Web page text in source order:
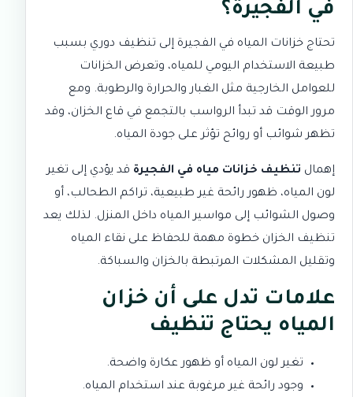
في الفجيرة؟
تحتاج خزانات المياه في الفجيرة إلى تنظيف دوري بسبب
طبيعة الاستخدام اليومي للمياه، وتعرض الخزانات
للعوامل الخارجية مثل الغبار والحرارة والرطوبة. ومع
مرور الوقت قد تبدأ الرواسب بالتجمع في قاع الخزان، وقد
تظهر شوائب أو روائح تؤثر على جودة المياه.
إهمال تنظيف خزانات مياه في الفجيرة قد يؤدي إلى تغير
لون المياه، ظهور رائحة غير طبيعية، تراكم الطحالب، أو
وصول الشوائب إلى مواسير المياه داخل المنزل. لذلك يعد
تنظيف الخزان خطوة مهمة للحفاظ على نقاء المياه
وتقليل المشكلات المرتبطة بالخزان والسباكة.
علامات تدل على أن خزان
المياه يحتاج تنظيف
تغير لون المياه أو ظهور عكارة واضحة.
وجود رائحة غير مرغوبة عند استخدام المياه.